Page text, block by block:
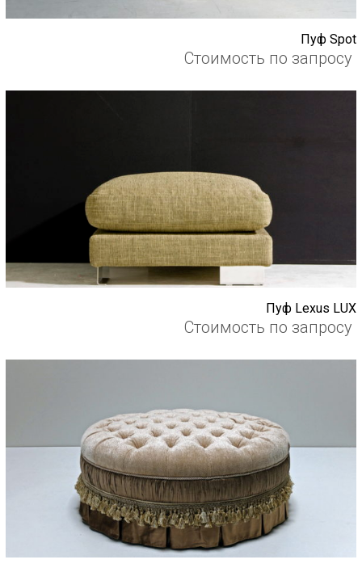
Пуф Spot
Стоимость по запросу
Пуф Lexus LUX
Стоимость по запросу